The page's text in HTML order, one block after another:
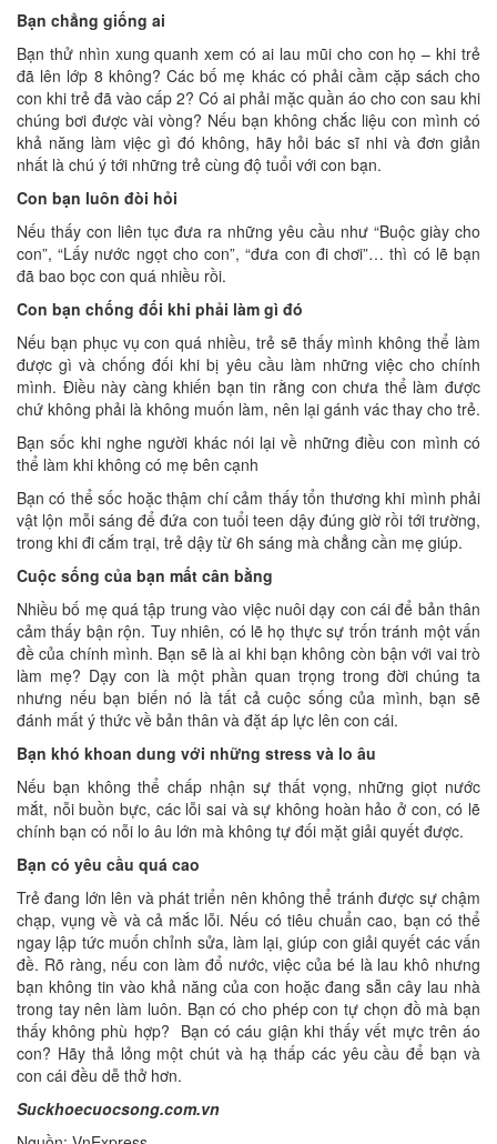
Bạn chẳng giống ai
Bạn thử nhìn xung quanh xem có ai lau mũi cho con họ – khi trẻ
đã lên lớp 8 không? Các bố mẹ khác có phải cầm cặp sách cho
con khi trẻ đã vào cấp 2? Có ai phải mặc quần áo cho con sau khi
chúng bơi được vài vòng? Nếu bạn không chắc liệu con mình có
khả năng làm việc gì đó không, hãy hỏi bác sĩ nhi và đơn giản
nhất là chú ý tới những trẻ cùng độ tuổi với con bạn.
Con bạn luôn đòi hỏi
Nếu thấy con liên tục đưa ra những yêu cầu như “Buộc giày cho
con”, “Lấy nước ngọt cho con”, “đưa con đi chơi”… thì có lẽ bạn
đã bao bọc con quá nhiều rồi.
Con bạn chống đối khi phải làm gì đó
Nếu bạn phục vụ con quá nhiều, trẻ sẽ thấy mình không thể làm
được gì và chống đối khi bị yêu cầu làm những việc cho chính
mình. Điều này càng khiến bạn tin rằng con chưa thể làm được
chứ không phải là không muốn làm, nên lại gánh vác thay cho trẻ.
Bạn sốc khi nghe người khác nói lại về những điều con mình có
thể làm khi không có mẹ bên cạnh
Bạn có thể sốc hoặc thậm chí cảm thấy tổn thương khi mình phải
vật lộn mỗi sáng để đứa con tuổi teen dậy đúng giờ rồi tới trường,
trong khi đi cắm trại, trẻ dậy từ 6h sáng mà chẳng cần mẹ giúp.
Cuộc sống của bạn mất cân bằng
Nhiều bố mẹ quá tập trung vào việc nuôi dạy con cái để bản thân
cảm thấy bận rộn. Tuy nhiên, có lẽ họ thực sự trốn tránh một vấn
đề của chính mình. Bạn sẽ là ai khi bạn không còn bận với vai trò
làm mẹ? Dạy con là một phần quan trọng trong đời chúng ta
nhưng nếu bạn biến nó là tất cả cuộc sống của mình, bạn sẽ
đánh mất ý thức về bản thân và đặt áp lực lên con cái.
Bạn khó khoan dung với những stress và lo âu
Nếu bạn không thể chấp nhận sự thất vọng, những giọt nước
mắt, nỗi buồn bực, các lỗi sai và sự không hoàn hảo ở con, có lẽ
chính bạn có nỗi lo âu lớn mà không tự đối mặt giải quyết được.
Bạn có yêu cầu quá cao
Trẻ đang lớn lên và phát triển nên không thể tránh được sự chậm
chạp, vụng về và cả mắc lỗi. Nếu có tiêu chuẩn cao, bạn có thể
ngay lập tức muốn chỉnh sửa, làm lại, giúp con giải quyết các vấn
đề. Rõ ràng, nếu con làm đổ nước, việc của bé là lau khô nhưng
bạn không tin vào khả năng của con hoặc đang sẵn cây lau nhà
trong tay nên làm luôn. Bạn có cho phép con tự chọn đồ mà bạn
thấy không phù hợp? Bạn có cáu giận khi thấy vết mực trên áo
con? Hãy thả lỏng một chút và hạ thấp các yêu cầu để bạn và
con cái đều dễ thở hơn.
Suckhoecuocsong.com.vn